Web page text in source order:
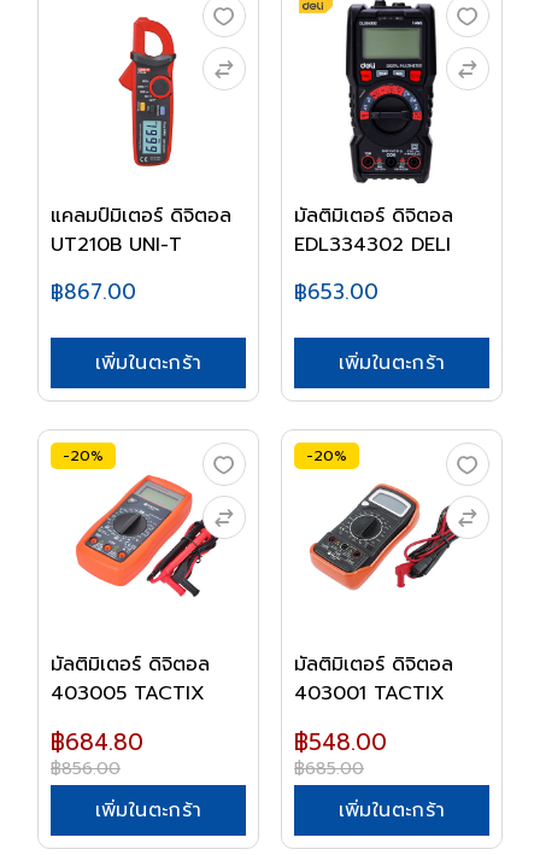
แคลมป์มิเตอร์ ดิจิตอล
UT210B UNI-T
฿867.00
เพิ่มในตะกร้า
มัลติมิเตอร์ ดิจิตอล
EDL334302 DELI
฿653.00
เพิ่มในตะกร้า
-20%
มัลติมิเตอร์ ดิจิตอล
403005 TACTIX
฿684.80
฿856.00
เพิ่มในตะกร้า
-20%
มัลติมิเตอร์ ดิจิตอล
403001 TACTIX
฿548.00
฿685.00
เพิ่มในตะกร้า